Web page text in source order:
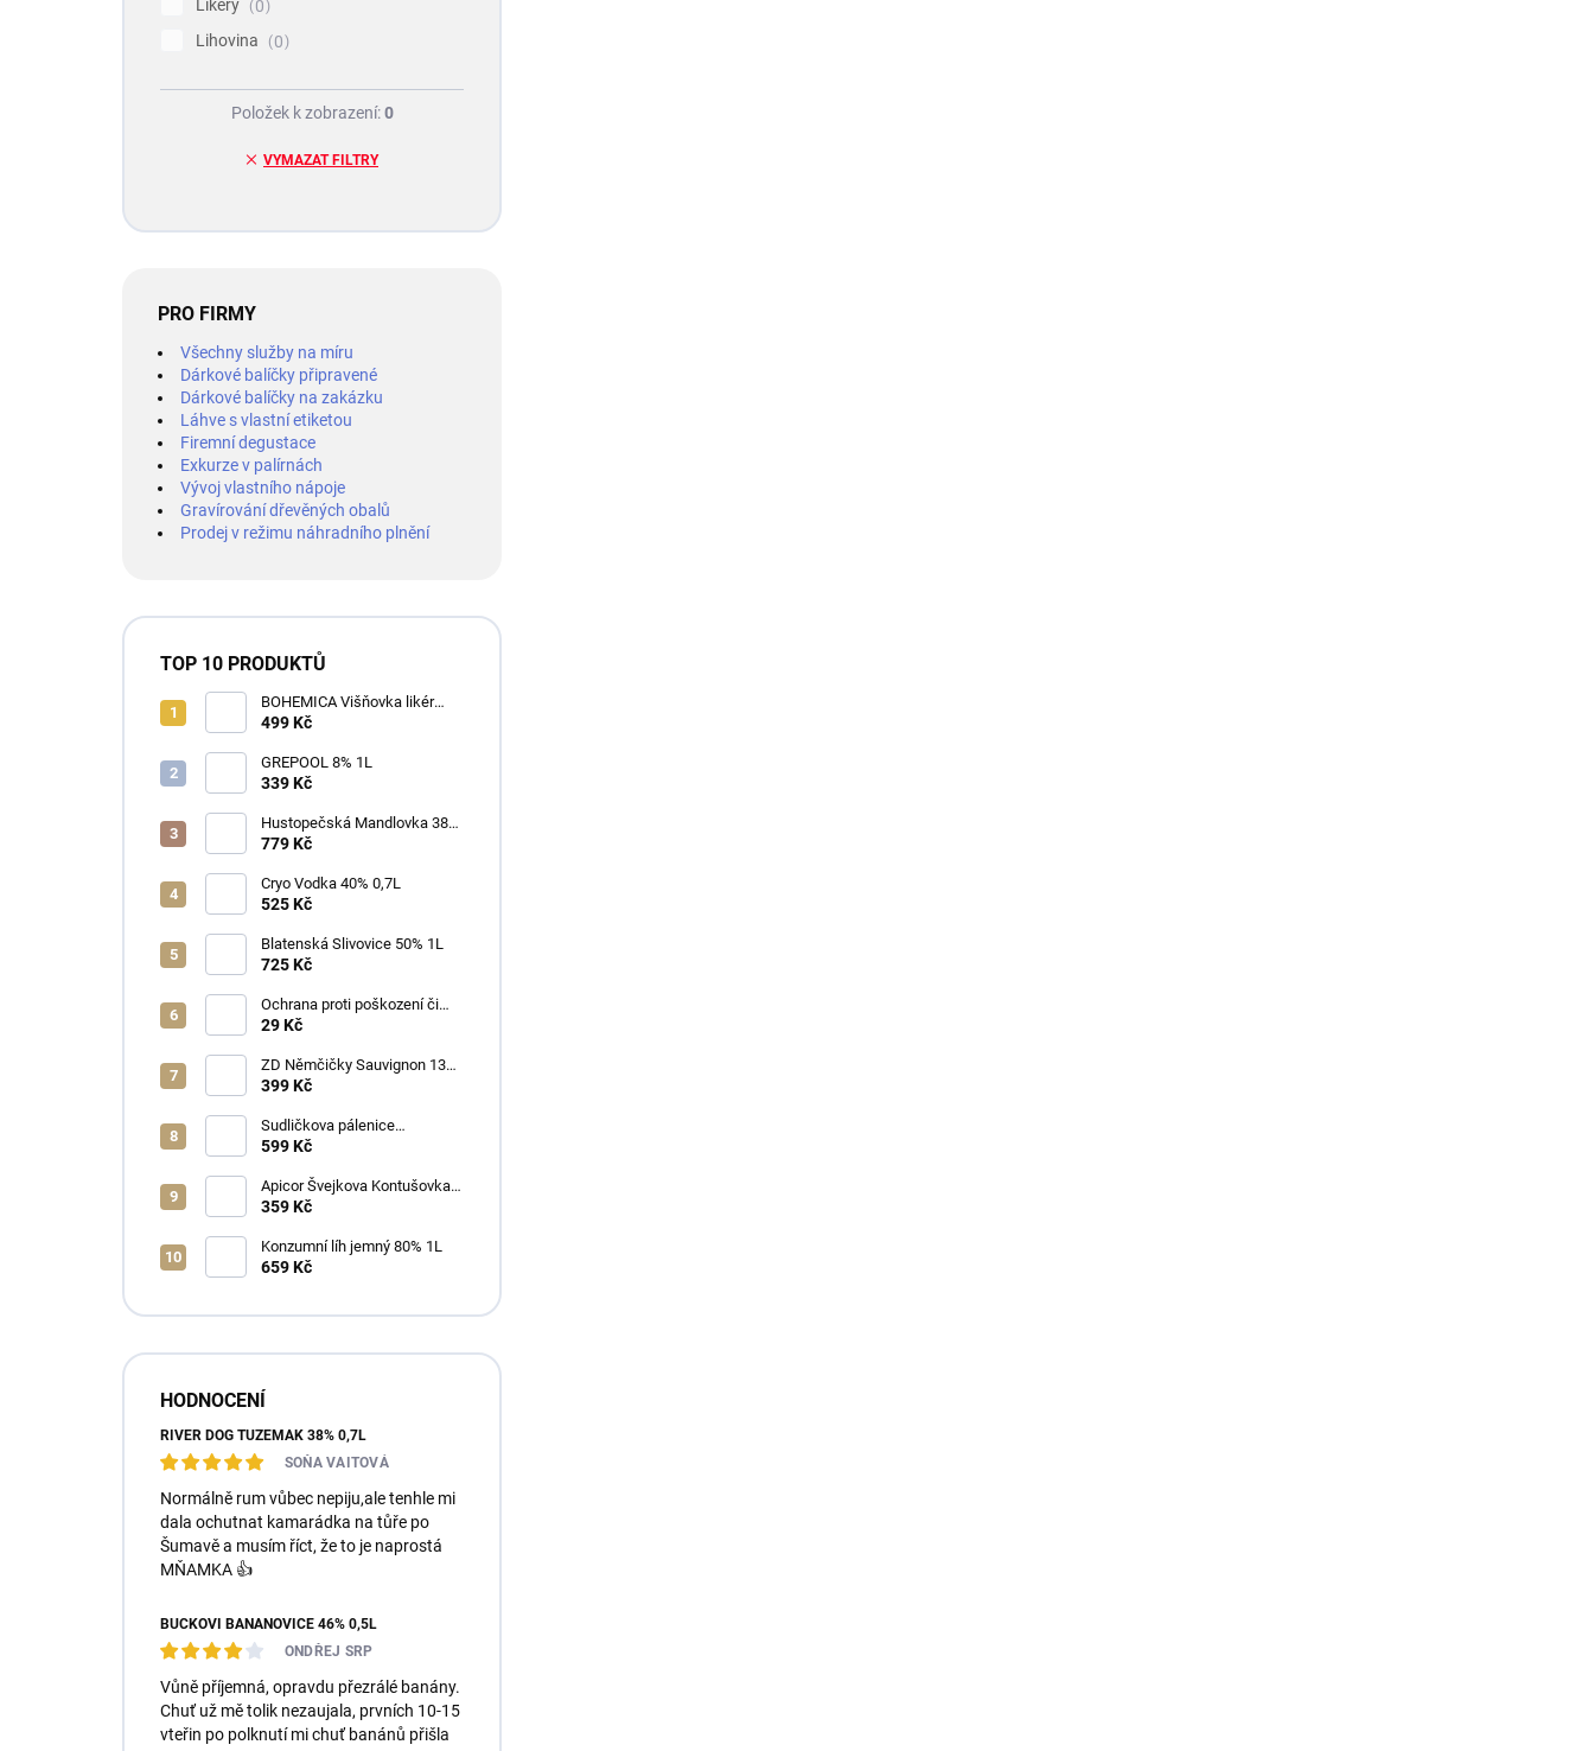
Likéry
0
Lihovina
0
VYMAZAT FILTRY
Položek k zobrazení:0
PRO FIRMY
Všechny služby na míru
Dárkové balíčky připravené
Dárkové balíčky na zakázku
Láhve s vlastní etiketou
Firemní degustace
Exkurze v palírnách
Vývoj vlastního nápoje
Gravírování dřevěných obalů
Prodej v režimu náhradního plnění
TOP 10 PRODUKTŮ
BOHEMICA Višňovka likér
25% 0,7L
499 Kč
GREPOOL 8% 1L
339 Kč
Hustopečská Mandlovka 38%
1L
779 Kč
Cryo Vodka 40% 0,7L
525 Kč
Blatenská Slivovice 50% 1L
725 Kč
Ochrana proti poškození či
ztrátě
29 Kč
ZD Němčičky Sauvignon 13%
2025 Bag in Box 3L - suché
399 Kč
Sudličkova pálenice
Ořechovka 30% 0,7L
599 Kč
Apicor Švejkova Kontušovka
40% 0,5L
359 Kč
Konzumní líh jemný 80% 1L
659 Kč
HODNOCENÍ
RIVER DOG TUZEMÁK 38% 0,7L
SOŇA VAITOVÁ
Normálně rum vůbec nepiju,ale tenhle mi
dala ochutnat kamarádka na tůře po
Šumavě a musím říct, že to je naprostá
MŇAMKA 👍
BUČKOVI BANÁNOVICE 46% 0,5L
ONDŘEJ SRP
Vůně příjemná, opravdu přezrálé banány.
Chuť už mě tolik nezaujala, prvních 10-15
vteřin po polknutí mi chuť banánů přišla